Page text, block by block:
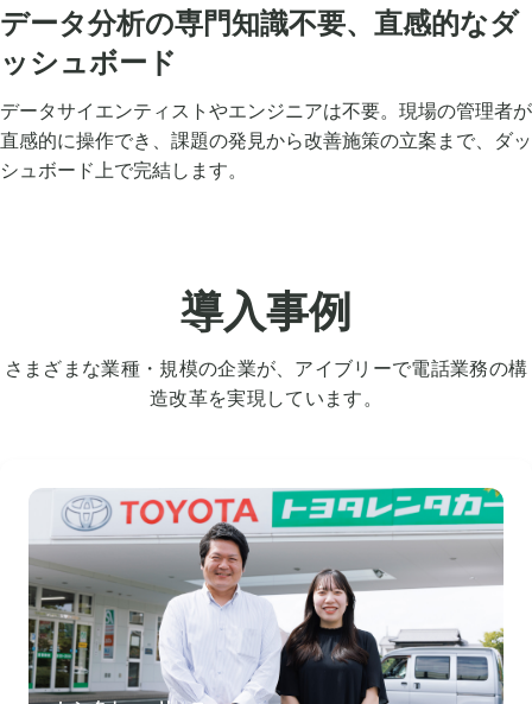
データ分析の専門知識不要、直感的なダ
ッシュボード
データサイエンティストやエンジニアは不要。現場の管理者が
直感的に操作でき、課題の発見から改善施策の立案まで、ダッ
シュボード上で完結します。
導入事例
さまざまな業種・規模の企業が、アイブリーで電話業務の構
造改革を実現しています。